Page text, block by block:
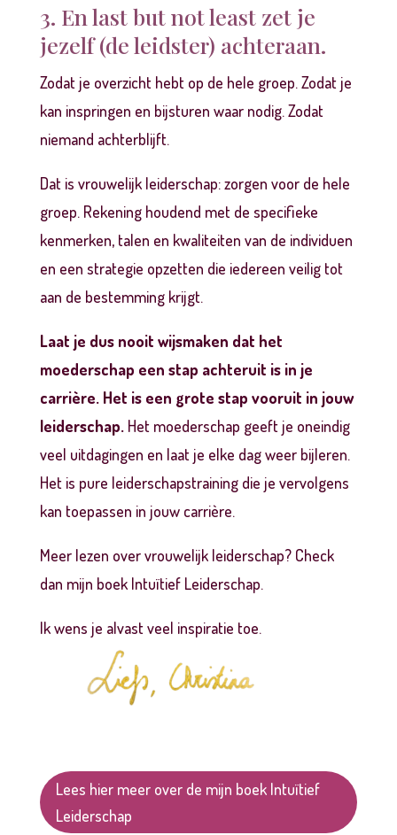
3. En last but not least zet je
jezelf (de leidster) achteraan.
Zodat je overzicht hebt op de hele groep. Zodat je
kan inspringen en bijsturen waar nodig. Zodat
niemand achterblijft.
Dat is vrouwelijk leiderschap: zorgen voor de hele
groep. Rekening houdend met de specifieke
kenmerken, talen en kwaliteiten van de individuen
en een strategie opzetten die iedereen veilig tot
aan de bestemming krijgt.
Laat je dus nooit wijsmaken dat het
moederschap een stap achteruit is in je
carrière. Het is een grote stap vooruit in jouw
leiderschap. Het moederschap geeft je oneindig
veel uitdagingen en laat je elke dag weer bijleren.
Het is pure leiderschapstraining die je vervolgens
kan toepassen in jouw carrière.
Meer lezen over vrouwelijk leiderschap? Check
dan mijn boek Intuïtief Leiderschap.
Ik wens je alvast veel inspiratie toe.
Lees hier meer over de mijn boek Intuïtief
Leiderschap